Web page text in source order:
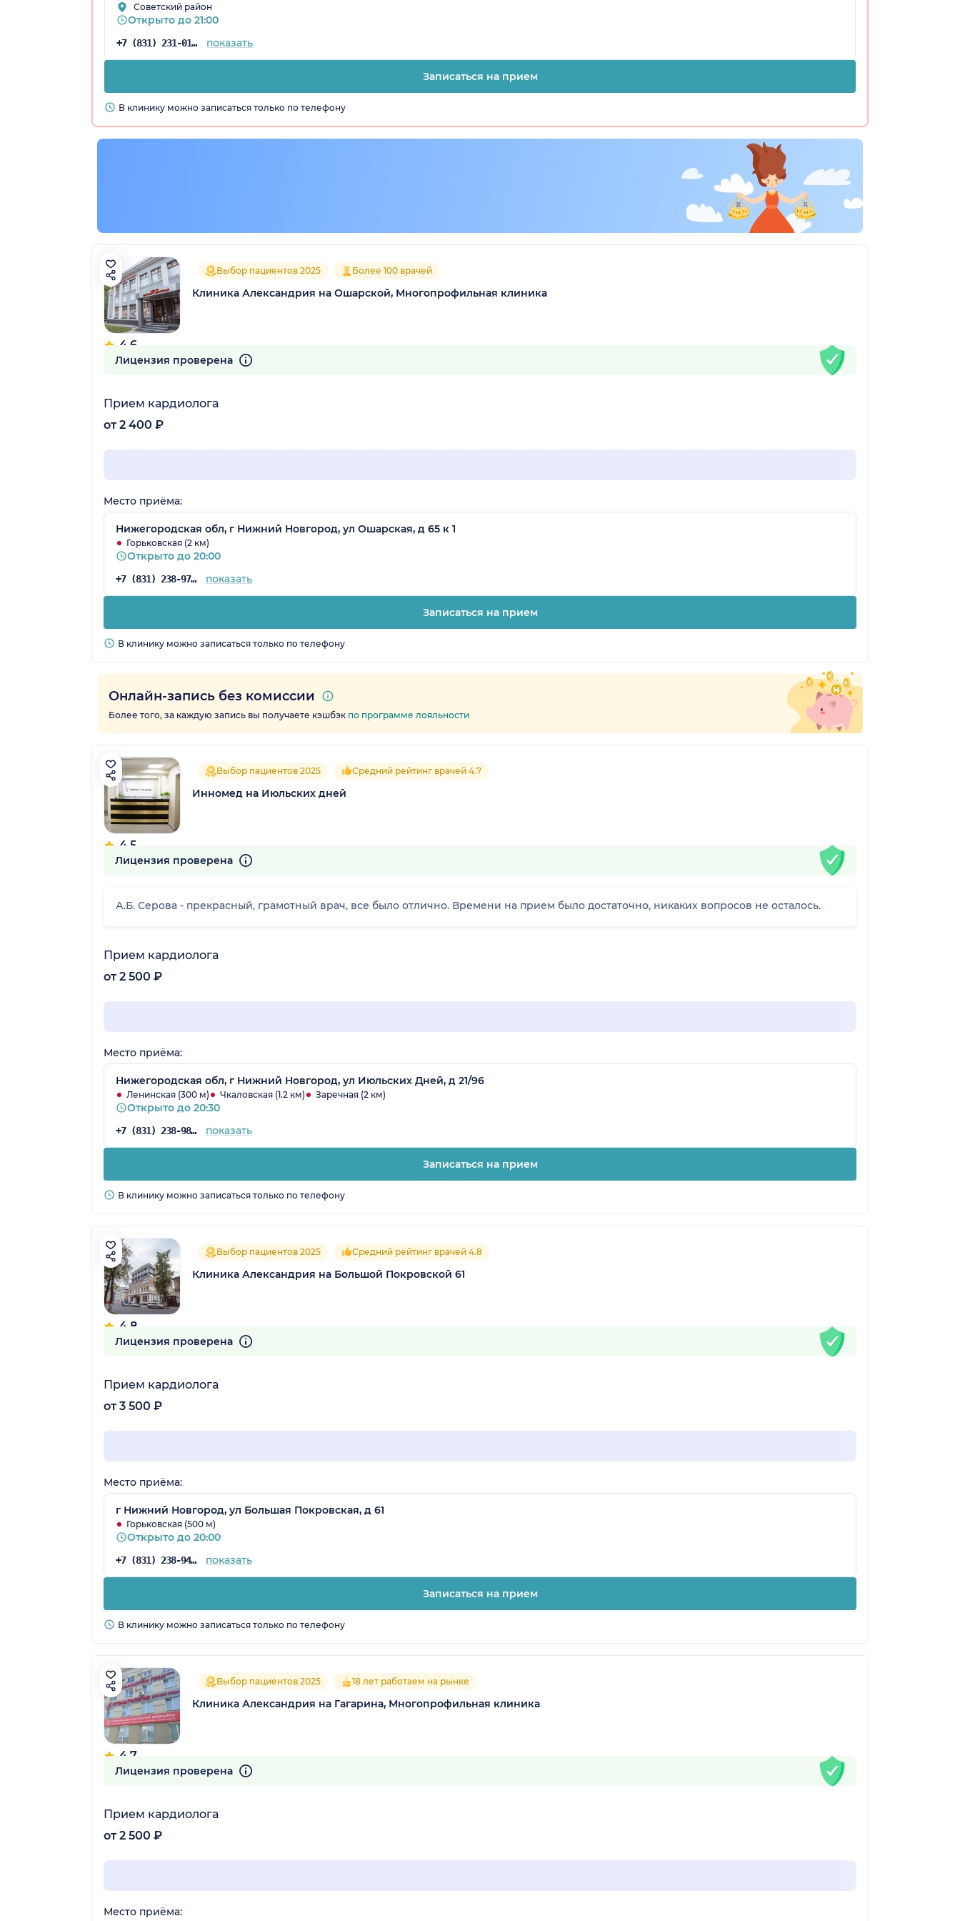
Советский район
Открыто до 21:00
+7 (831) 231-01-69 показать
Записаться на прием
В клинику можно записаться только по телефону
4.6
817 отзывов
Выбор пациентов 2025 Более 100 врачей
Клиника Александрия на Ошарской, Многопрофильная клиника
Лицензия проверена
Прием кардиолога
от 2 400 ₽
Место приёма:
Нижегородская обл, г Нижний Новгород, ул Ошарская, д 65 к 1
Горьковская (2 км)
Открыто до 20:00
+7 (831) 238-97-02 показать
Записаться на прием
В клинику можно записаться только по телефону
Онлайн-запись без комиссии
Более того, за каждую запись вы получаете кэшбэк по программе лояльности
4.5
139 отзывов
Выбор пациентов 2025 Средний рейтинг врачей 4.7
Инномед на Июльских дней
Лицензия проверена
А.Б. Серова - прекрасный, грамотный врач, все было отлично. Времени на прием было достаточно, никаких вопросов не осталось.
Прием кардиолога
от 2 500 ₽
Место приёма:
Нижегородская обл, г Нижний Новгород, ул Июльских Дней, д 21/96
Ленинская (300 м) Чкаловская (1.2 км) Заречная (2 км)
Открыто до 20:30
+7 (831) 238-98-86 показать
Записаться на прием
В клинику можно записаться только по телефону
4.8
374 отзыва
Выбор пациентов 2025 Средний рейтинг врачей 4.8
Клиника Александрия на Большой Покровской 61
Лицензия проверена
Прием кардиолога
от 3 500 ₽
Место приёма:
г Нижний Новгород, ул Большая Покровская, д 61
Горьковская (500 м)
Открыто до 20:00
+7 (831) 238-94-69 показать
Записаться на прием
В клинику можно записаться только по телефону
4.7
743 отзыва
Выбор пациентов 2025 18 лет работаем на рынке
Клиника Александрия на Гагарина, Многопрофильная клиника
Лицензия проверена
Прием кардиолога
от 2 500 ₽
Место приёма: